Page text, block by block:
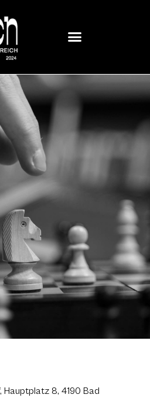
Hauptplatz 8, 4190 Bad